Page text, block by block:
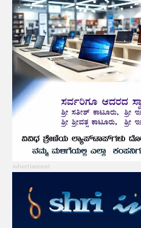
Advertisement